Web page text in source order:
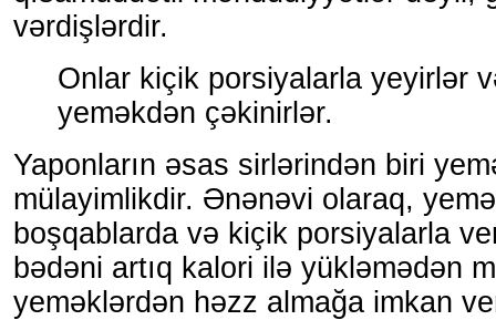
vərdişlərdir.
Onlar kiçik porsiyalarla yeyirlər
yeməkdən çəkinirlər.
Yaponların əsas sirlərindən biri
mülayimlikdir. Ənənəvi olaraq,
boşqablarda və kiçik porsiyalarla
bədəni artıq kalori ilə yükləmədən
yeməklərdən həzz almağa imkan